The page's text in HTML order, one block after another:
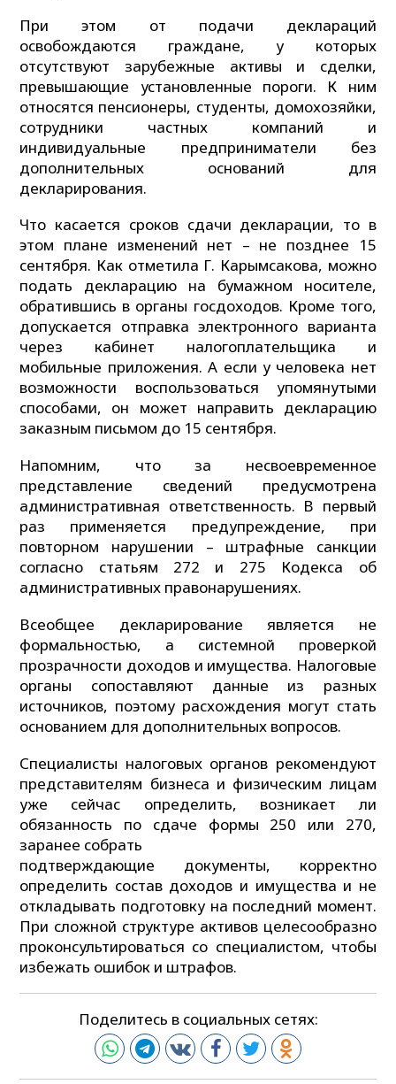
При этом от подачи деклараций
освобождаются граждане, у которых
отсутствуют зарубежные активы и сделки,
превышающие установленные пороги. К ним
относятся пенсионеры, студенты, домохозяйки,
сотрудники частных компаний и
индивидуальные предприниматели без
дополнительных оснований для
декларирования.
Что касается сроков сдачи декларации, то в
этом плане изменений нет – не позднее 15
сентября. Как отметила Г. Карымсакова, можно
подать декларацию на бумажном носителе,
обратившись в органы госдоходов. Кроме того,
допускается отправка электронного варианта
через кабинет налогоплательщика и
мобильные приложения. А если у человека нет
возможности воспользоваться упомянутыми
способами, он может направить декларацию
заказным письмом до 15 сентября.
Напомним, что за несвоевременное
представление сведений предусмотрена
административная ответственность. В первый
раз применяется предупреждение, при
повторном нарушении – штрафные санкции
согласно статьям 272 и 275 Кодекса об
административных правонарушениях.
Всеобщее декларирование является не
формальностью, а системной проверкой
прозрачности доходов и имущества. Налоговые
органы сопоставляют данные из разных
источников, поэтому расхождения могут стать
основанием для дополнительных вопросов.
Специалисты налоговых органов рекомендуют
представителям бизнеса и физическим лицам
уже сейчас определить, возникает ли
обязанность по сдаче формы 250 или 270,
заранее собрать
подтверждающие документы, корректно
определить состав доходов и имущества и не
откладывать подготовку на последний момент.
При сложной структуре активов целесообразно
проконсультироваться со специалистом, чтобы
избежать ошибок и штрафов.
Поделитесь в социальных сетях: